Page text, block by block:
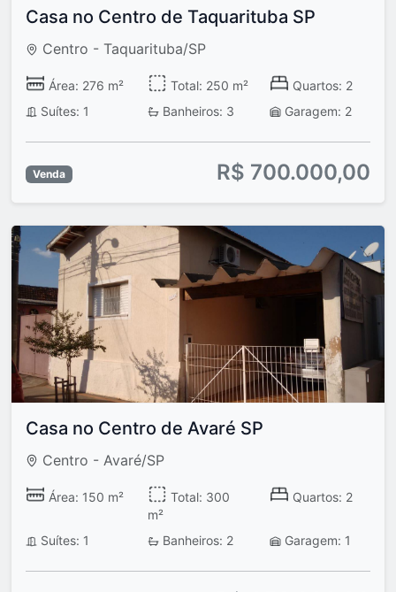
Casa no Centro de Taquarituba SP
Centro - Taquarituba/SP
Área: 276 m² Total: 250 m²
Quartos: 2
Suítes: 1
Banheiros: 3 Garagem: 2
Venda R$ 700.000,00
Casa no Centro de Avaré SP
Centro - Avaré/SP
Área: 150 m²
Total: 300
m²
Quartos: 2
Suítes: 1 Banheiros: 2 Garagem: 1